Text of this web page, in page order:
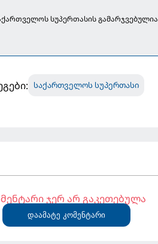
სუპერთასის გამარჯვებულია
საქართველოს სუპერთასი
ჯერ არ გაკეთებულა
დაამატე კომენტარი